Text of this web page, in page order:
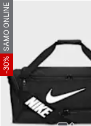
SAMO ONLINE
-30%